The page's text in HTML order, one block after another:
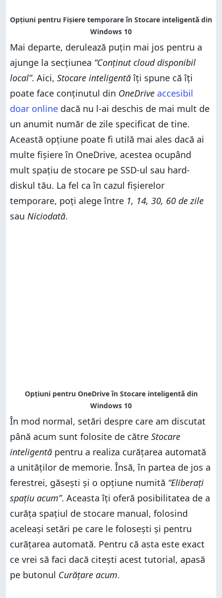
Mai departe, derulează puțin mai jos pentru a
ajunge la secțiunea “Conținut cloud disponibil
local”. Aici, Stocare inteligentăîți spune că îți
poate face conținutul din OneDrive accesibil
doar online dacă nu l-ai deschis de mai mult de
un anumit număr de zile specificat de tine.
Această opțiune poate fi utilă mai ales dacă ai
multe fișiere în OneDrive, acestea ocupând
mult spațiu de stocare pe SSD-ul sau hard-
diskul tău. La fel ca în cazul fișierelor
temporare, poți alege între 1, 14, 30, 60 de zile
sau Niciodată.
În mod normal, setări despre care am discutat
până acum sunt folosite de către Stocare
inteligentă pentru a realiza curățarea automată
a unităților de memorie. Însă, în partea de jos a
ferestrei, găsești și o opțiune numită “Eliberați
spațiu acum”. Aceasta îți oferă posibilitatea de a
curăța spațiul de stocare manual, folosind
aceleași setări pe care le folosești și pentru
curățarea automată. Pentru că asta este exact
ce vrei să faci dacă citești acest tutorial, apasă
pe butonul Curățare acum.